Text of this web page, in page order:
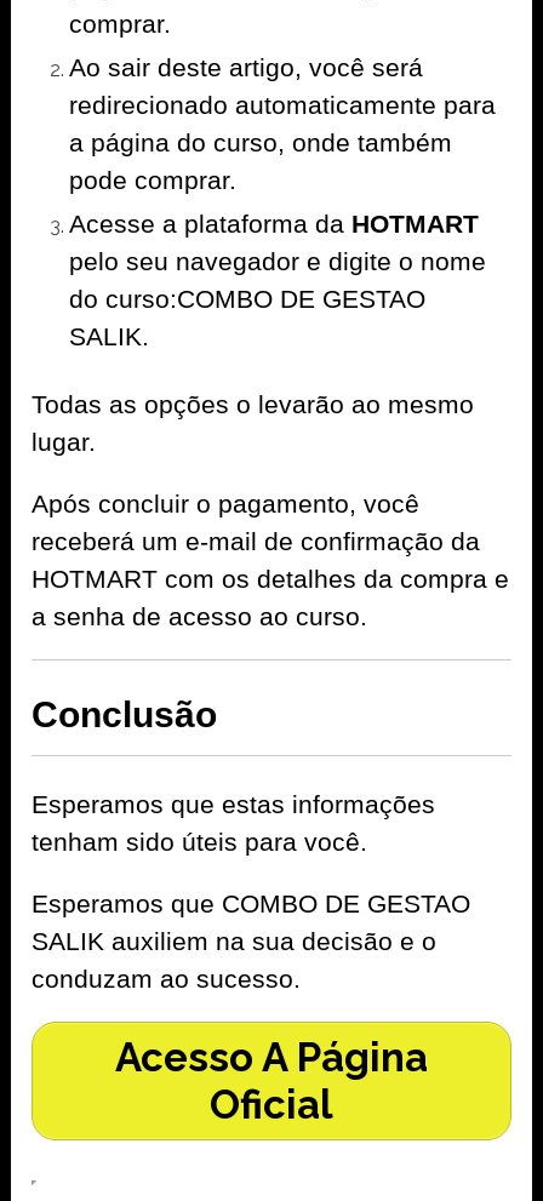
comprar.
Ao sair deste artigo, você será
redirecionado automaticamente para
a página do curso, onde também
pode comprar.
Acesse a plataforma da HOTMART
pelo seu navegador e digite o nome
do curso:COMBO DE GESTAO
SALIK.
Todas as opções o levarão ao mesmo
lugar.
Após concluir o pagamento, você
receberá um e-mail de confirmação da
HOTMART com os detalhes da compra e
a senha de acesso ao curso.
Conclusão
Esperamos que estas informações
tenham sido úteis para você.
Esperamos que COMBO DE GESTAO
SALIK auxiliem na sua decisão e o
conduzam ao sucesso.
Acesso A Página
Oficial